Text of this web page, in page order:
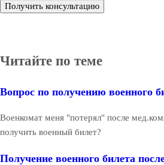
Получить консультацию
Читайте по теме
Вопрос по получению военного
Военкомат меня "потерял" после
получить военный билет?
Получение военного билета